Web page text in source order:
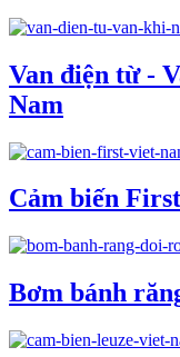
Van điện từ -
Nam
Cảm biến
Bơm bánh